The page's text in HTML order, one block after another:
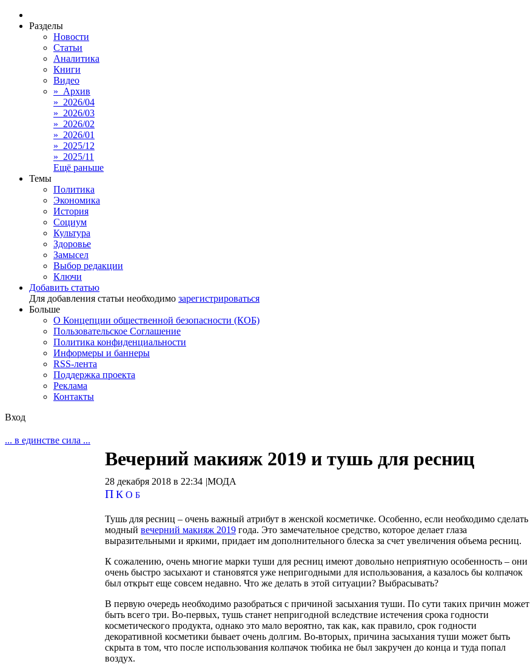
Разделы
Новости
Статьи
Аналитика
Книги
Видео
» Архив
» 2026/04
» 2026/03
» 2026/02
» 2026/01
» 2025/12
» 2025/11
Ещё раньше
Темы
Политика
Экономика
История
Социум
Культура
Здоровье
Замысел
Выбор редакции
Ключи
Добавить статью
Для добавления статьи необходимо зарегистрироваться
Больше
О Концепции общественной безопасности (КОБ)
Пользовательское Соглашение
Политика конфиденциальности
Информеры и баннеры
RSS-лента
Поддержка проекта
Реклама
Контакты
Вход
... в единстве сила ...
Вечерний макияж 2019 и тушь для ресниц
28 декабря 2018 в 22:34 |МОДА
П К О Б
Тушь для ресниц – очень важный атрибут в женской косметичке. Особенно, если необходимо сделать
модный вечерний макияж 2019 года. Это замечательное средство, которое делает глаза
выразительными и яркими, придает им дополнительного блеска за счет увеличения объема ресниц.
К сожалению, очень многие марки туши для ресниц имеют довольно неприятную особенность – они
очень быстро засыхают и становятся уже непригодными для использования, а казалось бы колпачок
был открыт еще совсем недавно. Что же делать в этой ситуации? Выбрасывать?
В первую очередь необходимо разобраться с причиной засыхания туши. По сути таких причин может
быть всего три. Во-первых, тушь станет непригодной вследствие истечения срока годности
косметического продукта, однако это мало вероятно, так как, как правило, срок годности
декоративной косметики бывает очень долгим. Во-вторых, причина засыхания туши может быть
скрыта в том, что после использования колпачок тюбика не был закручен до конца и туда попал
воздух.